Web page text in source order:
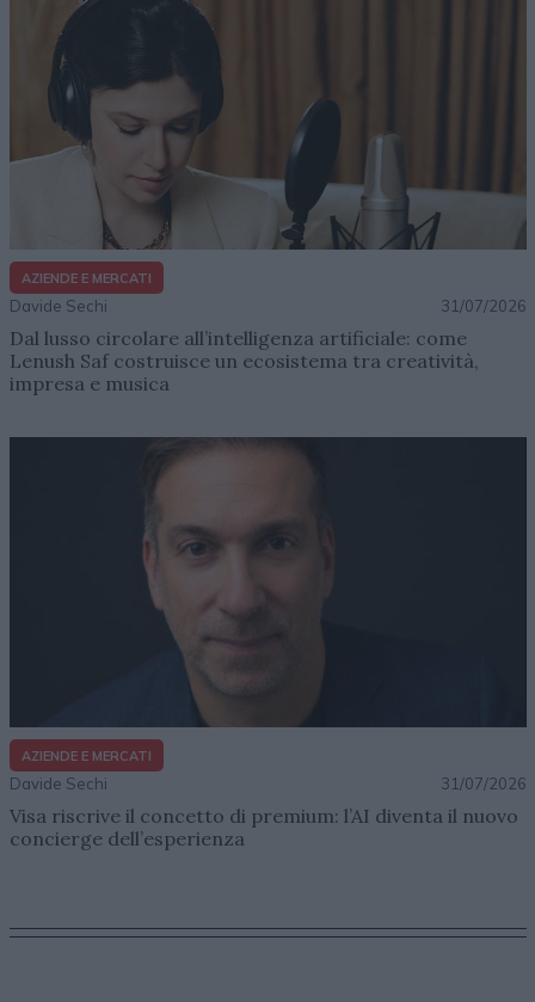
AZIENDE E MERCATI
Davide Sechi 31/07/2026
Dal lusso circolare all’intelligenza artificiale: come
Lenush Saf costruisce un ecosistema tra creatività,
impresa e musica
AZIENDE E MERCATI
Davide Sechi 31/07/2026
Visa riscrive il concetto di premium: l’AI diventa il nuovo
concierge dell’esperienza